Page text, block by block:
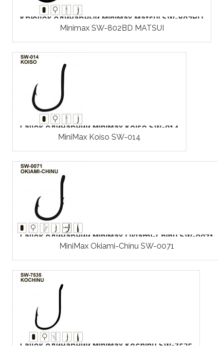
Крючок одинарный MiniMax Matsui SW-802BD
Minimax SW-802BD MATSUI
Гачок одинарний MiniMax Koiso SW-014
MiniMax Koiso SW-014
Гачок одинарний MiniMax Okiami-Chinu SW-0071
MiniMax Okiami-Chinu SW-0071